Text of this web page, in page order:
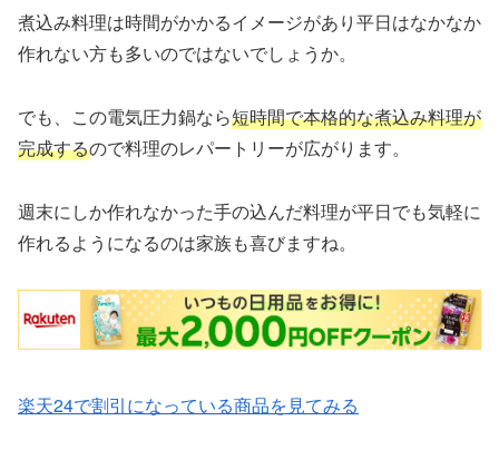
煮込み料理は時間がかかるイメージがあり平日はなかなか
作れない方も多いのではないでしょうか。
でも、この電気圧力鍋なら短時間で本格的な煮込み料理が
完成するので料理のレパートリーが広がります。
週末にしか作れなかった手の込んだ料理が平日でも気軽に
作れるようになるのは家族も喜びますね。
楽天24で割引になっている商品を見てみる